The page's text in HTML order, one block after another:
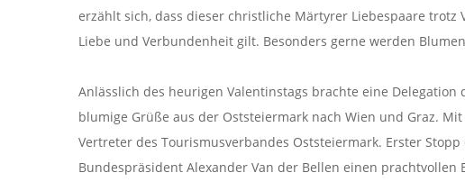
erzählt sich, dass dieser christliche Märtyrer Liebespaare trotz
Liebe und Verbundenheit gilt. Besonders gerne werden
Anlässlich des heurigen Valentinstags brachte eine
blumige Grüße aus der Oststeiermark nach Wien und Graz.
Vertreter des Tourismusverbandes Oststeiermark. Erster
Bundespräsident Alexander Van der Bellen einen